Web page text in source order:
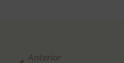
Anterior